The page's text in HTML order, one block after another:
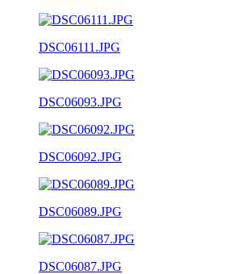
DSC06111.JPG
DSC06093.JPG
DSC06092.JPG
DSC06089.JPG
DSC06087.JPG